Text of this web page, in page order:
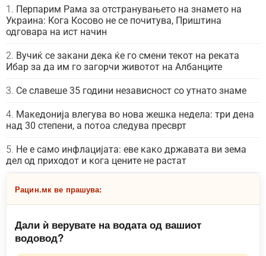
Перпарим Рама за отстранувањето на знамето на
Украина: Кога Косово не се почитува, Приштина
одговара на ист начин
Вучиќ се закани дека ќе го смени текот на реката
Ибар за да им го загорчи животот на Албанците
Се славеше 35 години независност со утнато знаме
Македонија влегува во нова жешка недела: три дена
над 30 степени, а потоа следува пресврт
Не е само инфлацијата: еве како државата ви зема
дел од приходот и кога цените не растат
Рацин.мк ве прашува:
Дали ѝ верувате на водата од вашиот
водовод?